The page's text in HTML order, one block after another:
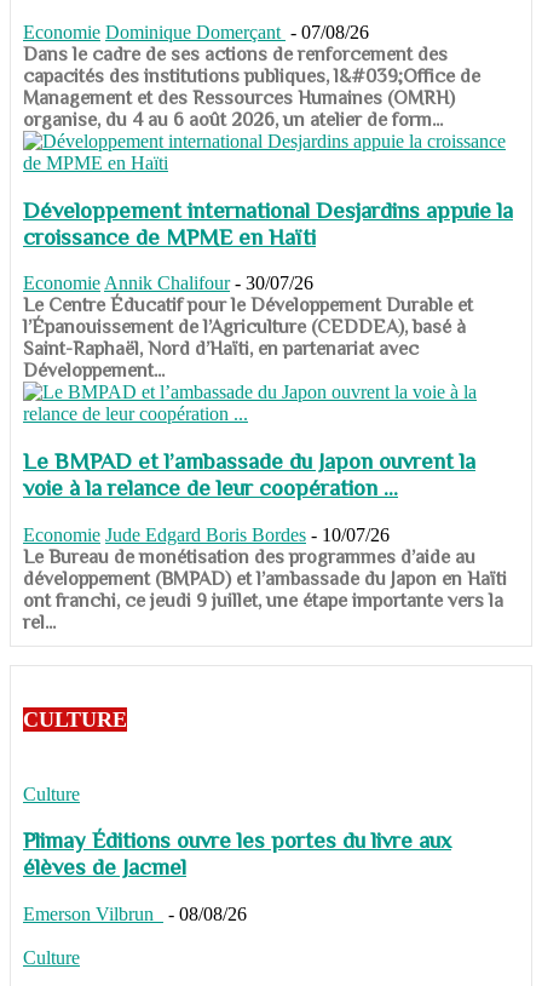
Economie Dominique Domerçant - 07/08/26
Dans le cadre de ses actions de renforcement des
capacités des institutions publiques, l&#039;Office de
Management et des Ressources Humaines (OMRH)
organise, du 4 au 6 août 2026, un atelier de form...
Développement international Desjardins appuie la
croissance de MPME en Haïti
Economie Annik Chalifour - 30/07/26
​​​​​​​Le Centre Éducatif pour le Développement Durable et
l’Épanouissement de l’Agriculture (CEDDEA), basé à
Saint-Raphaël, Nord d’Haïti, en partenariat avec
Développement...
Le BMPAD et l’ambassade du Japon ouvrent la
voie à la relance de leur coopération ...
Economie Jude Edgard Boris Bordes - 10/07/26
​​​​​​​Le Bureau de monétisation des programmes d’aide au
développement (BMPAD) et l’ambassade du Japon en Haïti
ont franchi, ce jeudi 9 juillet, une étape importante vers la
rel...
CULTURE
Culture
Plimay Éditions ouvre les portes du livre aux
élèves de Jacmel
Emerson Vilbrun - 08/08/26
Culture